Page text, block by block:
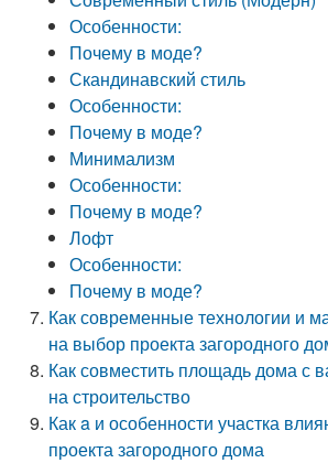
Особенности:
Почему в моде?
Скандинавский стиль
Особенности:
Почему в моде?
Минимализм
Особенности:
Почему в моде?
Лофт
Особенности:
Почему в моде?
Как современные технологии и
на выбор проекта загородного
Как совместить площадь дома с
на строительство
Как a и особенности участка
проекта загородного дома